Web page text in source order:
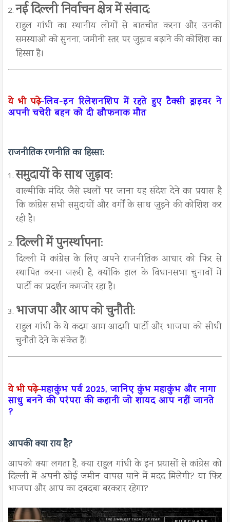
नई दिल्ली निर्वाचन क्षेत्र में संवाद:
राहुल गांधी का स्थानीय लोगों से बातचीत करना और उनकी
समस्याओं को सुनना, जमीनी स्तर पर जुड़ाव बढ़ाने की कोशिश का
हिस्सा है।
ये भी पढ़े-लिव-इन रिलेशनशिप में रहते हुए टैक्सी ड्राइवर ने
अपनी चचेरी बहन को दी खौफनाक मौत
राजनीतिक रणनीति का हिस्सा:
समुदायों के साथ जुड़ाव:
वाल्मीकि मंदिर जैसे स्थलों पर जाना यह संदेश देने का प्रयास है
कि कांग्रेस सभी समुदायों और वर्गों के साथ जुड़ने की कोशिश कर
रही है।
दिल्ली में पुनर्स्थापना:
दिल्ली में कांग्रेस के लिए अपने राजनीतिक आधार को फिर से
स्थापित करना जरूरी है, क्योंकि हाल के विधानसभा चुनावों में
पार्टी का प्रदर्शन कमजोर रहा है।
भाजपा और आप को चुनौती:
राहुल गांधी के ये कदम आम आदमी पार्टी और भाजपा को सीधी
चुनौती देने के संकेत हैं।
ये भी पढ़े-महाकुंभ पर्व 2025, जानिए कुंभ महाकुंभ और नागा
साधु बनने की परंपरा की कहानी जो शायद आप नहीं जानते
?
आपकी क्या राय है?
आपको क्या लगता है, क्या राहुल गांधी के इन प्रयासों से कांग्रेस को
दिल्ली में अपनी खोई जमीन वापस पाने में मदद मिलेगी? या फिर
भाजपा और आप का दबदबा बरकरार रहेगा?